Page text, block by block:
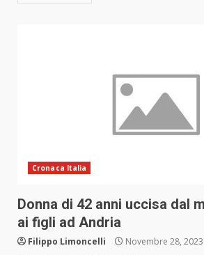
Cronaca Italia
Donna di 42 anni uccisa dal
ai figli ad Andria
Filippo Limoncelli Novembre 28, 2023